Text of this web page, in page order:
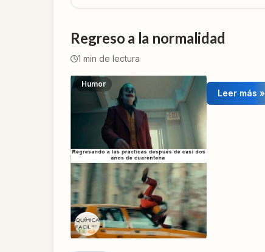
Regreso a la normalidad
1 min de lectura
Humor
Leer más »